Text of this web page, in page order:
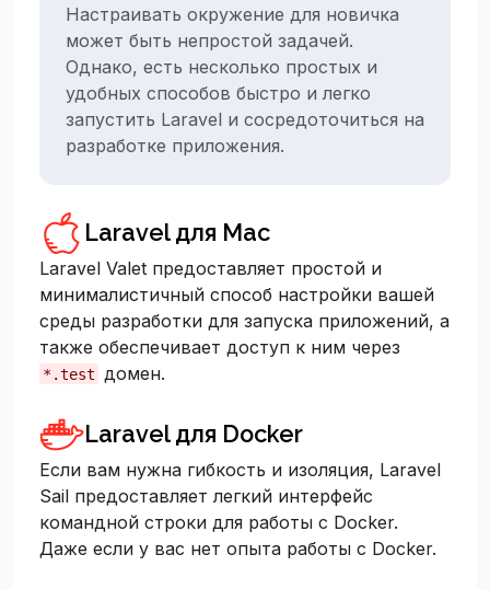
Настраивать окружение для новичка
может быть непростой задачей.
Однако, есть несколько простых и
удобных способов быстро и легко
запустить Laravel и сосредоточиться на
разработке приложения.
Laravel для Mac
Laravel Valet предоставляет простой и
минималистичный способ настройки вашей
среды разработки для запуска приложений, а
также обеспечивает доступ к ним через
*.test домен.
Laravel для Docker
Если вам нужна гибкость и изоляция, Laravel
Sail предоставляет легкий интерфейс
командной строки для работы с Docker.
Даже если у вас нет опыта работы с Docker.